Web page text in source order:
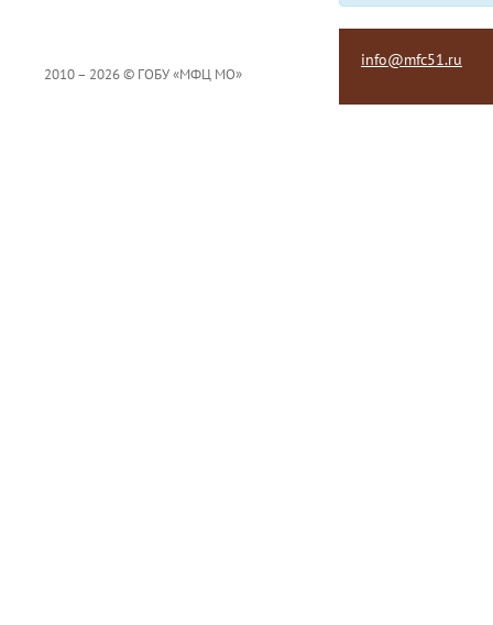
2010 – 2026 © ГОБУ «МФЦ МО»
info@mfc51.ru